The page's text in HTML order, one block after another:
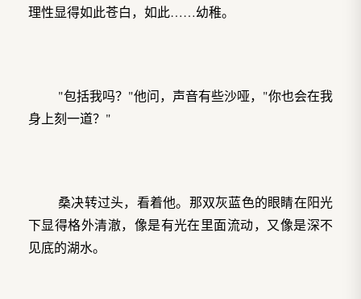
理性显得如此苍白，如此……幼稚。
"包括我吗？"他问，声音有些沙哑，"你也会在我
身上刻一道？"
桑决转过头，看着他。那双灰蓝色的眼睛在阳光
下显得格外清澈，像是有光在里面流动，又像是深不
见底的湖水。